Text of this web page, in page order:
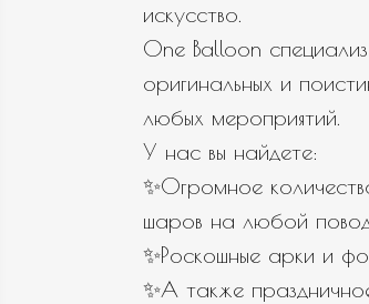
Далее →
искусство.
One Balloon
оригинальных и
любых мероприятий.
У нас вы найдете:
✨Огромное
шаров на любой
✨Роскошные арки и
✨А также